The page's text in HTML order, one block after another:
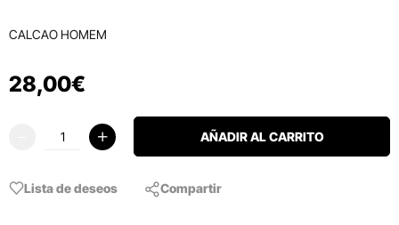
CALCAO HOMEM
28,00€
AÑADIR AL CARRITO
Lista de deseos Compartir